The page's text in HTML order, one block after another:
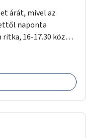
árát, mivel az
naponta
16-17.30 között
nap. Sokkal többet
gyakorítanák a